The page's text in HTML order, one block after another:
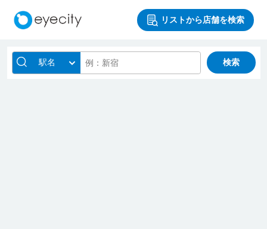
リストから店舗を検索
駅名 検索